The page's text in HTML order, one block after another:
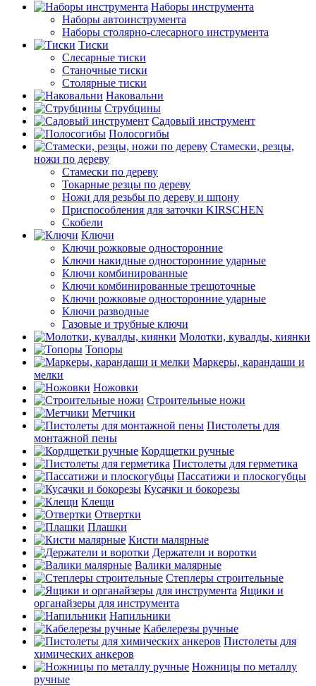
Наборы инструмента
Наборы автоинструмента
Наборы столярно-слесарного инструмента
Тиски
Слесарные тиски
Станочные тиски
Столярные тиски
Наковальни
Струбцины
Садовый инструмент
Полосогибы
Стамески, резцы,
ножи по дереву
Стамески по дереву
Токарные резцы по дереву
Ножи для резьбы по дереву и шпону
Приспособления для заточки KIRSCHEN
Скобели
Ключи
Ключи рожковые односторонние
Ключи накидные односторонние ударные
Ключи комбинированные
Ключи комбинированные трещоточные
Ключи рожковые односторонние ударные
Ключи разводные
Газовые и трубные ключи
Молотки, кувалды, киянки
Топоры
Маркеры, карандаши и
мелки
Ножовки
Строительные ножи
Метчики
Пистолеты для
монтажной пены
Кордщетки ручные
Пистолеты для герметика
Пассатижи и плоскогубцы
Кусачки и бокорезы
Клещи
Отвертки
Плашки
Кисти малярные
Держатели и воротки
Валики малярные
Степлеры строительные
Ящики и
органайзеры для инструмента
Напильники
Кабелерезы ручные
Пистолеты для
химических анкеров
Ножницы по металлу
ручные